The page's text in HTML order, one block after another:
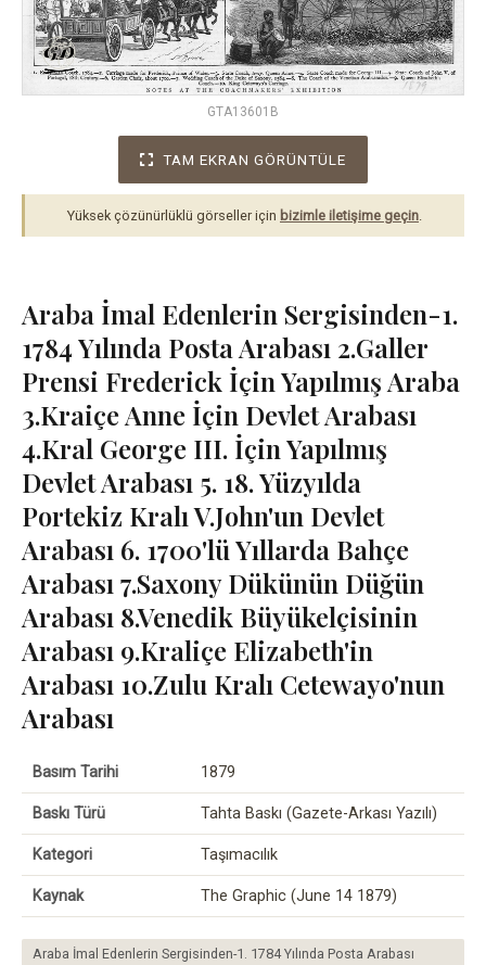
GTA13601B
TAM EKRAN GÖRÜNTÜLE
Yüksek çözünürlüklü görseller için bizimle iletişime geçin.
Araba İmal Edenlerin Sergisinden-1.
1784 Yılında Posta Arabası 2.Galler
Prensi Frederick İçin Yapılmış Araba
3.Kraiçe Anne İçin Devlet Arabası
4.Kral George III. İçin Yapılmış
Devlet Arabası 5. 18. Yüzyılda
Portekiz Kralı V.John'un Devlet
Arabası 6. 1700'lü Yıllarda Bahçe
Arabası 7.Saxony Dükünün Düğün
Arabası 8.Venedik Büyükelçisinin
Arabası 9.Kraliçe Elizabeth'in
Arabası 10.Zulu Kralı Cetewayo'nun
Arabası
Basım Tarihi 1879
Baskı Türü Tahta Baskı (Gazete-Arkası Yazılı)
Kategori Taşımacılık
Kaynak The Graphic (June 14 1879)
Araba İmal Edenlerin Sergisinden-1. 1784 Yılında Posta Arabası